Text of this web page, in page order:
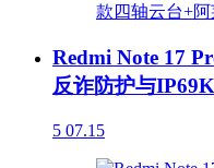
Redmi Note 17
反诈防护与
5 07.15